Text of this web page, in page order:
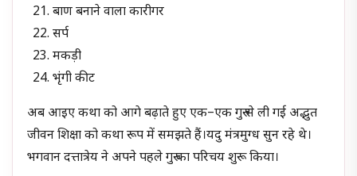
बाण बनाने वाला कारीगर
सर्प
मकड़ी
भृंगी कीट
अब आइए कथा को आगे बढ़ाते हुए एक–एक गुरु से ली गई अद्भुत
जीवन शिक्षा को कथा रूप में समझते हैं।यदु मंत्रमुग्ध सुन रहे थे।
भगवान दत्तात्रेय ने अपने पहले गुरु का परिचय शुरू किया।